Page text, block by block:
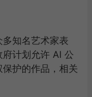
知名艺术家表
计划允许 AI 公
护的作品，相关